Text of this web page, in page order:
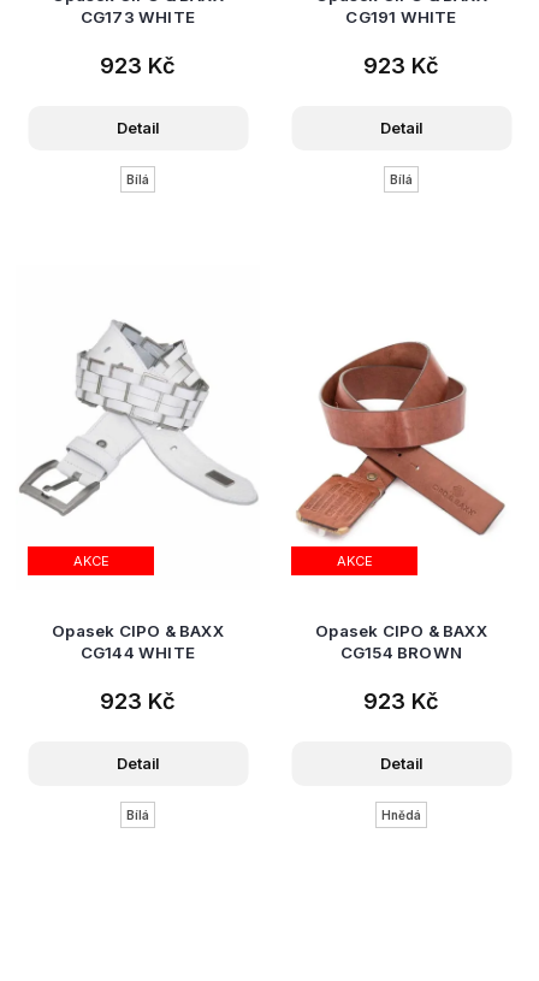
CG173 WHITE
923 Kč
Detail
Bílá
CG191 WHITE
923 Kč
Detail
Bílá
AKCE
Opasek CIPO & BAXX
CG144 WHITE
923 Kč
Detail
Bílá
AKCE
Opasek CIPO & BAXX
CG154 BROWN
923 Kč
Detail
Hnědá